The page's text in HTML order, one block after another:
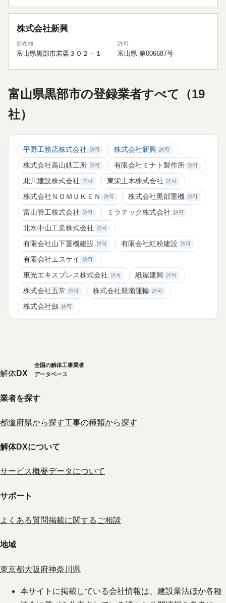
株式会社新興
所在地
富山県黒部市若栗３０２－１
許可
富山県 第006687号
富山県黒部市の登録業者すべて（19
社）
平野工務店株式会社 許可 株式会社新興 許可
株式会社高山鉄工所 許可 有限会社ミナト製作所 許可
此川建設株式会社 許可 東栄土木株式会社 許可
株式会社ＮＯＭＵＫＥＮ 許可 株式会社黒部重機 許可
富山管工株式会社 許可 ミラテック株式会社 許可
北水中山工業株式会社 許可
有限会社山下重機建設 許可 有限会社紅粉建設 許可
有限会社エスケイ 許可
東光エキスプレス株式会社 許可 紙屋建興 許可
株式会社五常 許可 株式会社籠瀬運輸 許可
株式会社劔 許可
解体DX
全国の解体工事業者
データベース
業者を探す
都道府県から探す工事の種類から探す
解体DXについて
サービス概要データについて
サポート
よくある質問掲載に関するご相談
地域
東京都大阪府神奈川県
本サイトに掲載している会社情報は、建設業法ほか各種